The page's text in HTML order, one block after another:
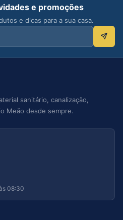
e promoções
e dicas para a sua casa.
sanitário, canalização,
Meão desde sempre.
08:30